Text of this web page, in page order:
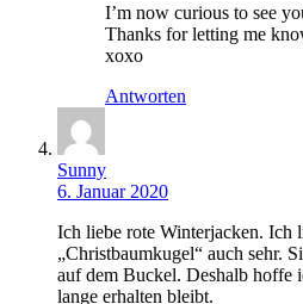
I’m now curious to see
Thanks for letting me
xoxo
Antworten
Sunny
6. Januar 2020
Ich liebe rote Winterjacken. Ich
„Christbaumkugel“ auch sehr.
auf dem Buckel. Deshalb hoffe
lange erhalten bleibt.